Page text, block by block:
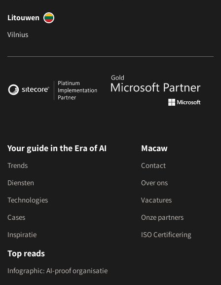
Litouwen
Vilnius
Your guide in the Era of AI
Trends
Diensten
Technologies
Cases
Inspiratie
Macaw
Contact
Over ons
Vacatures
Onze partners
ISO Certificering
Top reads
Infographic: AI-proof organisatie